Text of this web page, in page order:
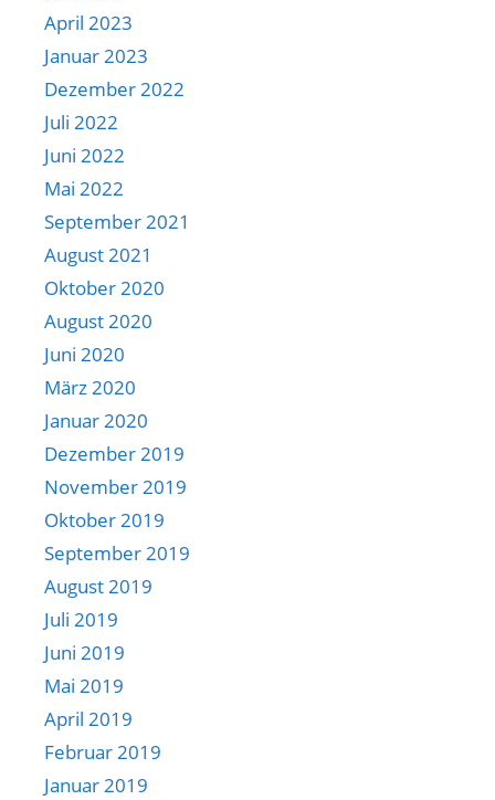
April 2023
Januar 2023
Dezember 2022
Juli 2022
Juni 2022
Mai 2022
September 2021
August 2021
Oktober 2020
August 2020
Juni 2020
März 2020
Januar 2020
Dezember 2019
November 2019
Oktober 2019
September 2019
August 2019
Juli 2019
Juni 2019
Mai 2019
April 2019
Februar 2019
Januar 2019